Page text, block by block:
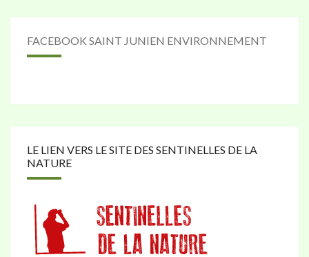
FACEBOOK SAINT JUNIEN ENVIRONNEMENT
LE LIEN VERS LE SITE DES SENTINELLES DE LA
NATURE